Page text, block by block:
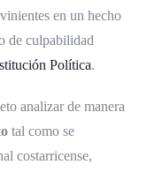
de garante
penal
en un hecho
de culpabilidad
Política.
analizar de manera
tal como se
costarricense,